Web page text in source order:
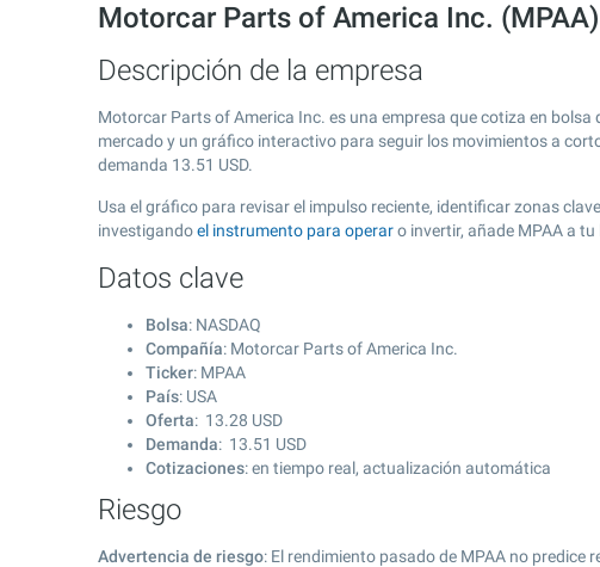
Motorcar Parts of America Inc.
Descripción de la empresa
Motorcar Parts of America Inc. es una empresa que cotiza en bolsa
mercado y un gráfico interactivo para seguir los movimientos a
demanda 13.51 USD.
Usa el gráfico para revisar el impulso reciente, identificar zonas
investigandoel instrumento para operaro invertir, añade MPAA a
Datos clave
Bolsa: NASDAQ
Compañía: Motorcar Parts of America Inc.
Ticker: MPAA
País: USA
Oferta: 13.28 USD
Demanda: 13.51 USD
Cotizaciones: en tiempo real, actualización automática
Riesgo
Advertencia de riesgo: El rendimiento pasado de MPAA no predice